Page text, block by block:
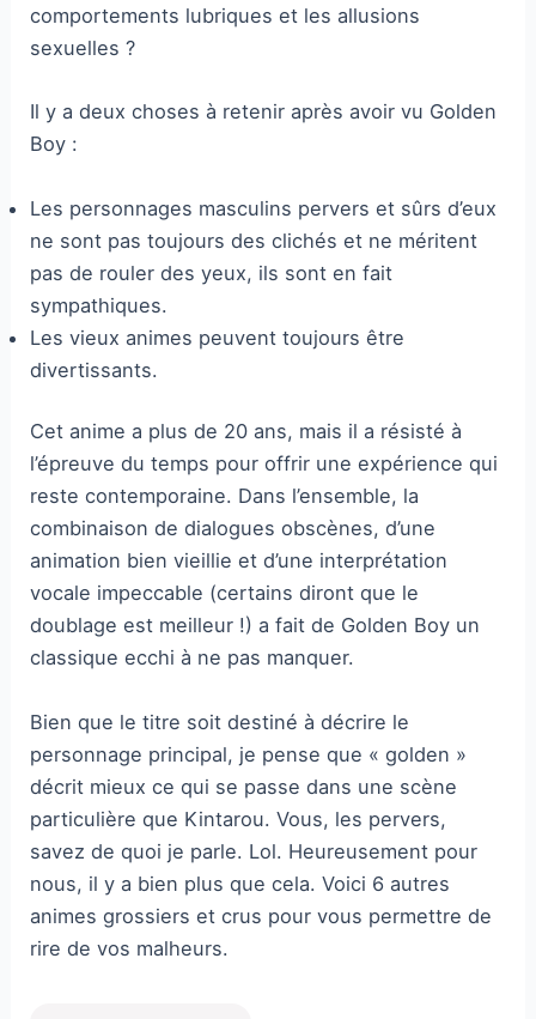
comportements lubriques et les allusions
sexuelles ?
Il y a deux choses à retenir après avoir vu Golden
Boy :
Les personnages masculins pervers et sûrs d’eux
ne sont pas toujours des clichés et ne méritent
pas de rouler des yeux, ils sont en fait
sympathiques.
Les vieux animes peuvent toujours être
divertissants.
Cet anime a plus de 20 ans, mais il a résisté à
l’épreuve du temps pour offrir une expérience qui
reste contemporaine. Dans l’ensemble, la
combinaison de dialogues obscènes, d’une
animation bien vieillie et d’une interprétation
vocale impeccable (certains diront que le
doublage est meilleur !) a fait de Golden Boy un
classique ecchi à ne pas manquer.
Bien que le titre soit destiné à décrire le
personnage principal, je pense que « golden »
décrit mieux ce qui se passe dans une scène
particulière que Kintarou. Vous, les pervers,
savez de quoi je parle. Lol. Heureusement pour
nous, il y a bien plus que cela. Voici 6 autres
animes grossiers et crus pour vous permettre de
rire de vos malheurs.